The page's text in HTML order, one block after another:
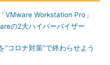
VMware Workstation Pro」
の2大ハイパーバイザー
“コロナ対策”で終わらせよう